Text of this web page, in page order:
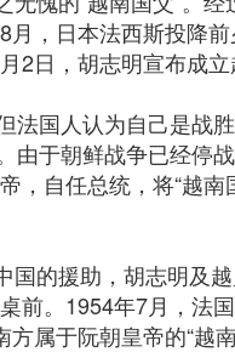
，日本法西斯投降
2日，胡志明宣布成
国人认为自己是战
于朝鲜战争已经停
自任总统，将“越南
的援助，胡志明及
前。1954年7月，法
属于阮朝皇帝的“越